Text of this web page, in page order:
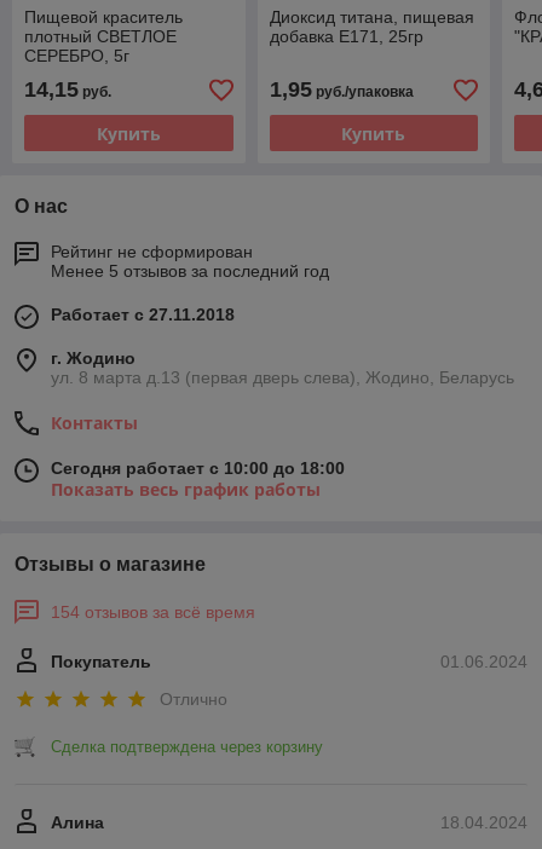
Пищевой краситель
плотный СВЕТЛОЕ
СЕРЕБРО, 5г
14,15 руб.
Купить
Диоксид титана, пищевая
добавка Е171, 25гр
1,95руб./упаковка
Купить
О нас
Рейтинг не сформирован
Менее 5 отзывов за последний год
Работает с 27.11.2018
г. Жодино
ул. 8 марта д.13 (первая дверь слева), Жодино, Беларусь
Контакты
Сегодня работает с 10:00 до 18:00
Показать весь график работы
Отзывы о магазине
154 отзывов за всё время
01.06.2024
Покупатель
Отлично
Сделка подтверждена через корзину
18.04.2024
Алина